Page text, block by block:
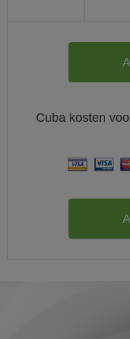
Cuba kosten